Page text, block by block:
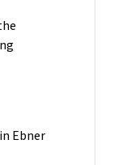
Ebner